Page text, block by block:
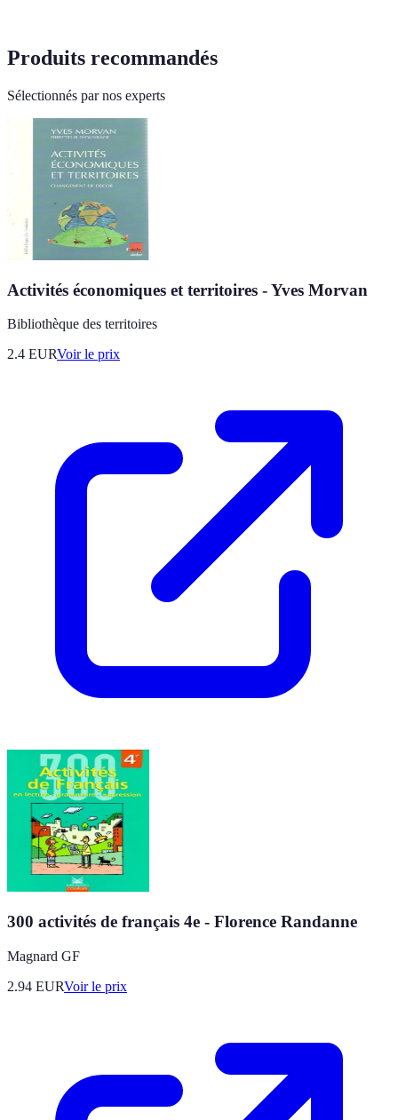
Produits recommandés
Sélectionnés par nos experts
Activités économiques et territoires - Yves Morvan
Bibliothèque des territoires
2.4 EURVoir le prix
300 activités de français 4e - Florence Randanne
Magnard GF
2.94 EURVoir le prix